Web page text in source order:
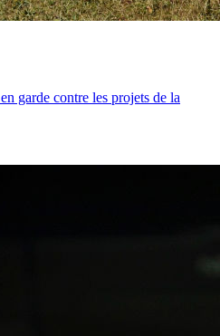
garde contre les projets de la